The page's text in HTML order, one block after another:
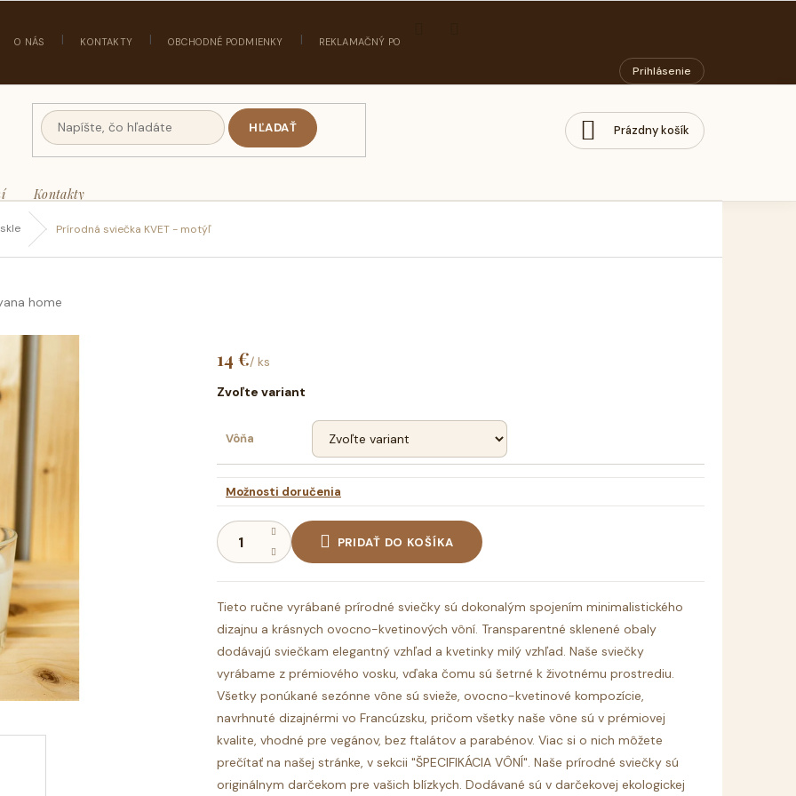
O NÁS KONTAKTY OBCHODNÉ PODMIENKY REKLAMAČNÝ PORIADOK
Prihlásenie
HĽADAŤ
NÁKUPNÝ
Prázdny košík
Kontakty
Prírodná sviečka KVET - motýľ
home
14 €/ ks
cena:
Zvoľte variant
Vôňa
Možnosti doručenia
PRIDAŤ DO KOŠÍKA
Tieto ručne vyrábané prírodné sviečky sú dokonalým spojením minimalistického
dizajnu a krásnych ovocno-kvetinových vôní. Transparentné sklenené obaly
dodávajú sviečkam elegantný vzhľad a kvetinky milý vzhľad. Naše sviečky
vyrábame z prémiového vosku, vďaka čomu sú šetrné k životnému prostrediu.
Všetky ponúkané sezónne vône sú svieže, ovocno-kvetinové kompozície,
navrhnuté dizajnérmi vo Francúzsku, pričom všetky naše vône sú v prémiovej
kvalite, vhodné pre vegánov, bez ftalátov a parabénov. Viac si o nich môžete
prečítať na našej stránke, v sekcii "ŠPECIFIKÁCIA VÔNÍ". Naše prírodné sviečky sú
originálnym darčekom pre vašich blízkych. Dodávané sú v darčekovej ekologickej